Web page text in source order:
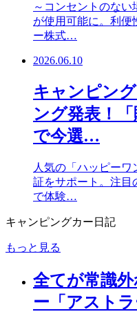
～コンセントのない
が使用可能に。利便
ー株式…
2026.06.10
キャンピン
ング発表！「
で今選…
人気の「ハッピー
証をサポート。注目
で体験…
キャンピングカー日記
もっと見る
全てが常識
ー「アスト